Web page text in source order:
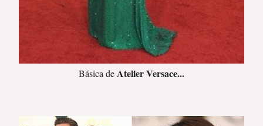
Básica deAtelier Versace...